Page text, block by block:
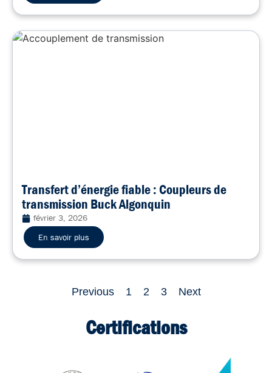
Transfert d’énergie fiable : Coupleurs de
transmission Buck Algonquin
février 3, 2026
En savoir plus
Previous 1 2 3 Next
Certifications